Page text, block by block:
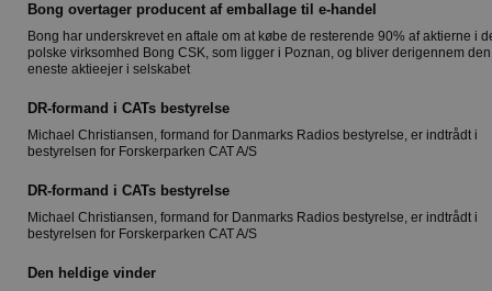
Bong overtager producent af emballage til e-handel
Bong har underskrevet en aftale om at købe de resterende 90% af aktierne i
polske virksomhed Bong CSK, som ligger i Poznan, og bliver derigennem den
eneste aktieejer i selskabet
DR-formand i CATs bestyrelse
Michael Christiansen, formand for Danmarks Radios bestyrelse, er indtrådt i
bestyrelsen for Forskerparken CAT A/S
DR-formand i CATs bestyrelse
Michael Christiansen, formand for Danmarks Radios bestyrelse, er indtrådt i
bestyrelsen for Forskerparken CAT A/S
Den heldige vinder